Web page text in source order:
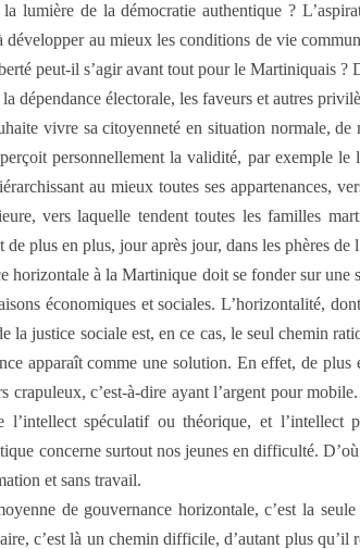
lumière de la démocratie authentique ?
développer au mieux les conditions de vie
peut-il s’agir avant tout pour le Martiniquais ?
dépendance électorale, les faveurs et autres
vivre sa citoyenneté en situation normale,
personnellement la validité, par exemple
au mieux toutes ses appartenances,
vers laquelle tendent toutes les familles
plus en plus, jour après jour, dans les phères de
horizontale à la Martinique doit se fonder sur
économiques et sociales. L’horizontalité,
la justice sociale est, en ce cas, le seul chemin
apparaît comme une solution. En effet, de
crapuleux, c’est-à-dire ayant l’argent pour
l’intellect spéculatif ou théorique, et l’intellect
concerne surtout nos jeunes en difficulté.
et sans travail.
de gouvernance horizontale, c’est la
c’est là un chemin difficile, d’autant plus